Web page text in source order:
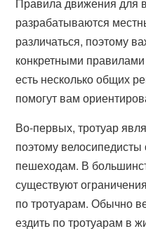
разрабатываются
различаться, поэтому
конкретными
есть несколько общих
помогут вам
Во-первых, тротуар
поэтому велосипедисты
пешеходам. В
существуют
по тротуарам. Обычно
ездить по тротуарам в